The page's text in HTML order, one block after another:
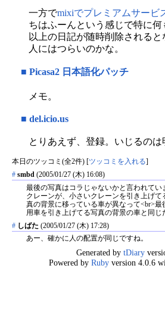
一方でmixiでプレミアムサービ
ちはふーんという感じで特に何
以上の日記が随時削除される
人にはつらいのかな。
■ Picasa2 日本語化パッチ
メモ。
■ del.icio.us
とりあえず、登録。いじるのは
本日のツッコミ(全2件) [ツッコミを入れる]
# smbd (2005/01/27 (木) 16:08)
最後の写真はコラじゃないかと言われてい
クレーンが、小さいクレーンを引き上げ
真の背景に移っている車が異なって<br>
用車を引き上げてる写真の背景の車と同じ
# しばた (2005/01/27 (木) 17:28)
あー、確かに人の配置が同じですね。
Generated by tDiary
Powered by Ruby version 4.0.6